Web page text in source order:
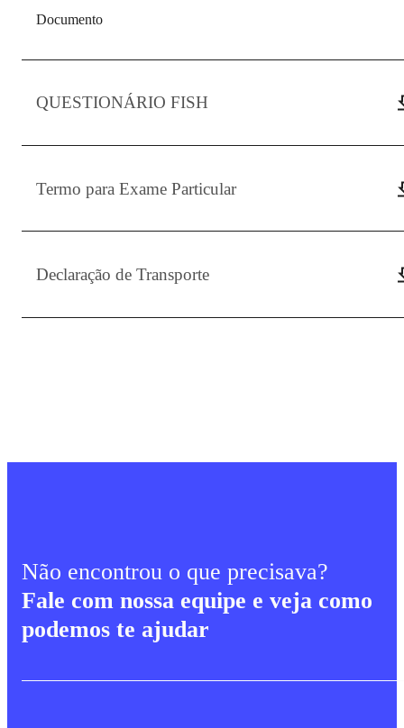
Documento
QUESTIONÁRIO FISH
Termo para Exame Particular
Declaração de Transporte
Não encontrou o que precisava?
Fale com nossa equipe e veja como
podemos te ajudar